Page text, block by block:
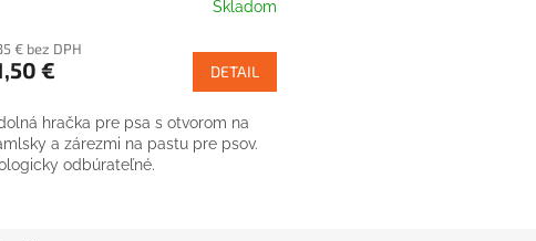
Skladom
€ bez DPH
€ DETAIL
hračka pre psa s otvorom na
a zárezmi na pastu pre psov.
odbúrateľné.